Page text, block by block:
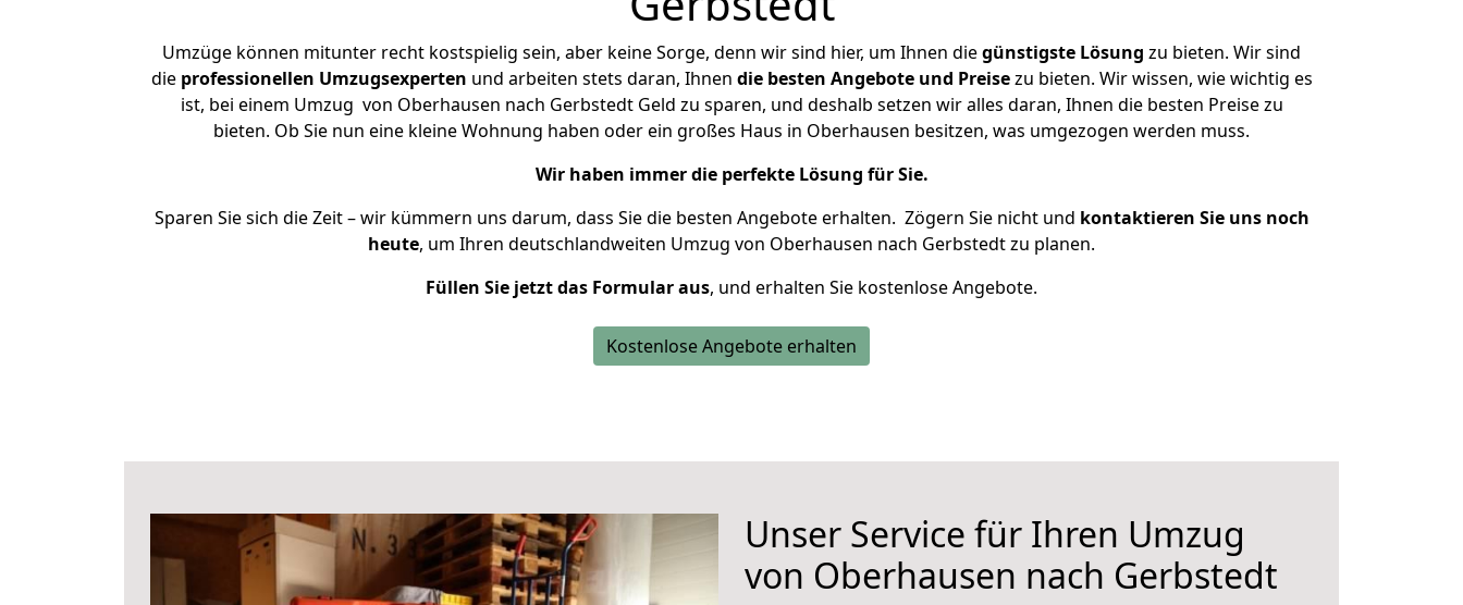
Umzüge können mitunter recht kostspielig sein, aber keine Sorge, denn wir sind hier, um Ihnen diegünstigste Lösung zu bieten. Wir sind
die professionellen Umzugsexperten und arbeiten stets daran, Ihnen die besten Angebote und Preisezu bieten. Wir wissen, wie wichtig es
ist, bei einem Umzug von Oberhausen nach Gerbstedt Geld zu sparen, und deshalb setzen wir alles daran, Ihnen die besten Preise zu
bieten. Ob Sie nun eine kleine Wohnung haben oder ein großes Haus in Oberhausen besitzen, was umgezogen werden muss.
Wir haben immer die perfekte Lösung für Sie.
Sparen Sie sich die Zeit – wir kümmern uns darum, dass Sie die besten Angebote erhalten. Zögern Sie nicht und kontaktieren Sie uns noch
heute, um Ihren deutschlandweiten Umzug von Oberhausen nach Gerbstedt zu planen.
Füllen Sie jetzt das Formular aus, und erhalten Sie kostenlose Angebote.
Kostenlose Angebote erhalten
Unser Service für Ihren Umzug
von Oberhausen nach Gerbstedt